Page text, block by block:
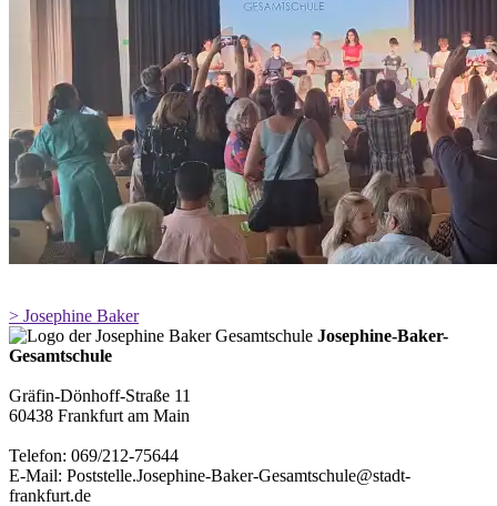
> Josephine Baker
Josephine-Baker-
Gesamtschule
Gräfin-Dönhoff-Straße 11
60438 Frankfurt am Main
Telefon: 069/212-75644
E-Mail: Poststelle.Josephine-Baker-Gesamtschule@stadt-
frankfurt.de